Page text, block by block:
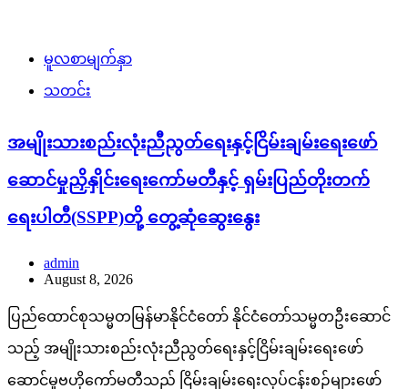
မူလစာမျက်နှာ
သတင်း
အမျိုးသားစည်းလုံးညီညွတ်ရေးနှင့်ငြိမ်းချမ်းရေးဖော်
ဆောင်မှုညှိနှိုင်းရေးကော်မတီနှင့် ရှမ်းပြည်တိုးတက်
ရေးပါတီ(SSPP)တို့ တွေ့ဆုံဆွေးနွေး
admin
August 8, 2026
ပြည်ထောင်စုသမ္မတမြန်မာနိုင်ငံတော် နိုင်ငံတော်သမ္မတဦးဆောင်
သည့် အမျိုးသားစည်းလုံးညီညွတ်ရေးနှင့်ငြိမ်းချမ်းရေးဖော်
ဆောင်မှုဗဟိုကော်မတီသည် ငြိမ်းချမ်းရေးလုပ်ငန်းစဉ်များဖော်